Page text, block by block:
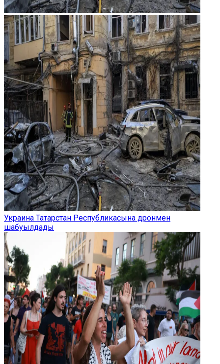
Украина Татарстан Республикасына дронмен
шабуылдады